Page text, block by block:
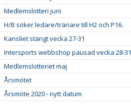
Medlemslotteri juni
H/B söker ledare/tränare till H2 och P16.
Kansliet stängt vecka 27-31
Intersports webbshop pausad vecka 28-31
Medlemslotteriet maj
Årsmötet
Årsmöte 2020 - nytt datum